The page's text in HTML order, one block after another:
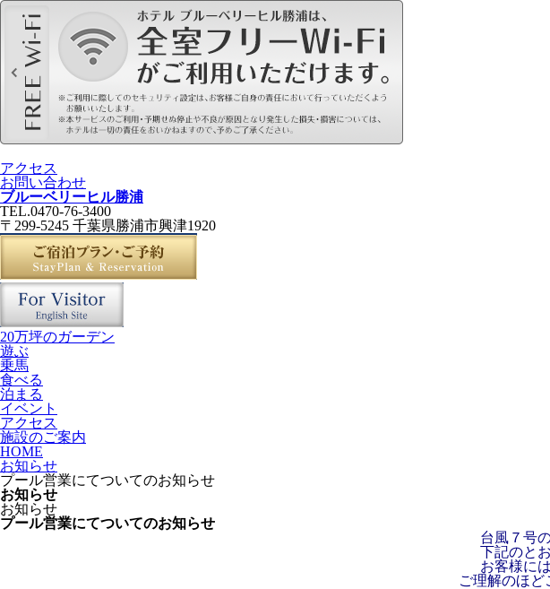
アクセス
お問い合わせ
ブルーベリーヒル勝浦
TEL.0470-76-3400
〒299-5245 千葉県勝浦市興津1920
20万坪のガーデン
遊ぶ
乗馬
食べる
泊まる
イベント
アクセス
施設のご案内
HOME
お知らせ
プール営業にてついてのお知らせ
お知らせ
お知らせ
プール営業にてついてのお知らせ
台風７号
下記のと
お客様に
ご理解のほど